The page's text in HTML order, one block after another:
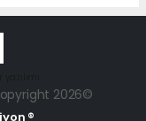
2026©
®